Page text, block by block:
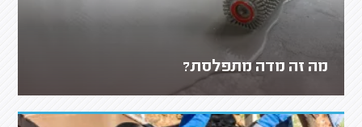
מה זה מדה מתפלסת?